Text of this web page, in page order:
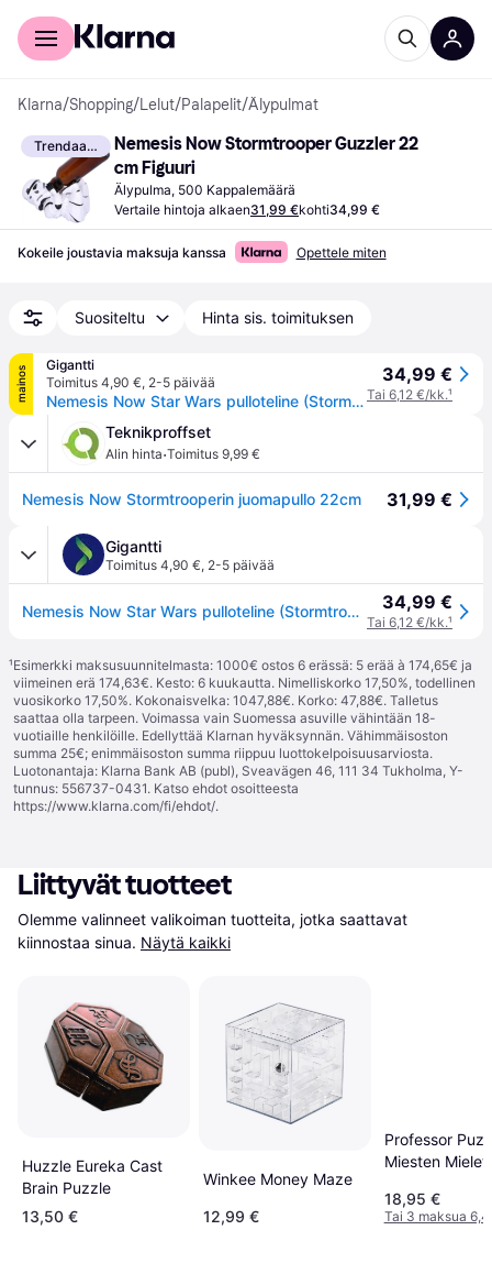
Kuluttajille
Klarna/Shopping/Lelut/Palapelit/Älypulmat
Trendaava
Nemesis Now Stormtrooper Guzzler 22
cm Figuuri
Älypulma, 500 Kappalemäärä
Vertaile hintoja alkaen31,99 €kohti34,99 €
Kokeile joustavia maksuja kanssa Opettele miten
Suositeltu Hinta sis. toimituksen
mainos
Gigantti
Toimitus 4,90 €, 2-5 päivää
Nemesis Now Star Wars pulloteline (Stormtrooper)
34,99 €
Tai 6,12 €/kk.¹
Teknikproffset
Alin hinta·Toimitus 9,99 €
Nemesis Now Stormtrooperin juomapullo 22cm 31,99 €
Gigantti
Toimitus 4,90 €, 2-5 päivää
Nemesis Now Star Wars pulloteline (Stormtrooper) 34,99 €
Tai 6,12 €/kk.¹
¹Esimerkki maksusuunnitelmasta: 1000€ ostos 6 erässä: 5 erää à 174,65€ ja
viimeinen erä 174,63€. Kesto: 6 kuukautta. Nimelliskorko 17,50%, todellinen
vuosikorko 17,50%. Kokonaisvelka: 1047,88€. Korko: 47,88€. Talletus
saattaa olla tarpeen. Voimassa vain Suomessa asuville vähintään 18-
vuotiaille henkilöille. Edellyttää Klarnan hyväksynnän. Vähimmäisoston
summa 25€; enimmäisoston summa riippuu luottokelpoisuusarviosta.
Luotonantaja: Klarna Bank AB (publ), Sveavägen 46, 111 34 Tukholma, Y-
tunnus: 556737-0431. Katso ehdot osoitteesta
https://www.klarna.com/fi/ehdot/.
Liittyvät tuotteet
Olemme valinneet valikoiman tuotteita, jotka saattavat
kiinnostaa sinua. Näytä kaikki
Huzzle Eureka Cast
Brain Puzzle
13,50 €
Winkee Money Maze
12,99 €
Professor
Miesten Mielet
Setti
18,95 €
Tai 3 maksua